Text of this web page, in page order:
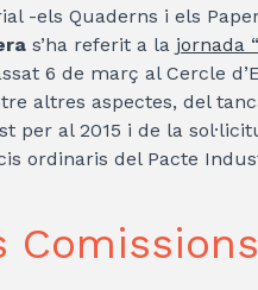
-els Quaderns i els
s’ha referit a la jornada
6 de març al Cercle
altres aspectes, del
per al 2015 i de la
ordinaris del Pacte